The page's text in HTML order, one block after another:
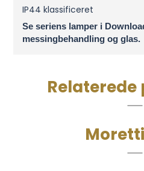
IP44 klassificeret
Se seriens lamper i
messingbehandling og glas.